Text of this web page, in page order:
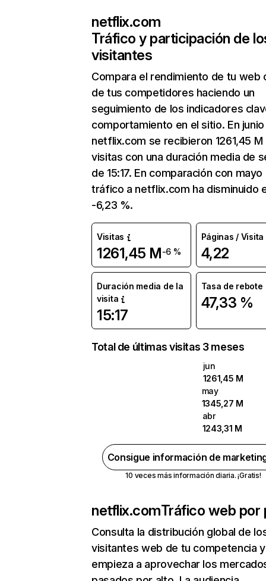
netflix.com
Tráfico y participación de
visitantes
Compara el rendimiento de tu web
de tus competidores haciendo un
seguimiento de los indicadores
comportamiento en el sitio. En junio
netflix.com se recibieron 1261,45 M
visitas con una duración media de
de 15:17. En comparación con mayo
tráfico a netflix.com ha disminuido
-6,23 %.
Visitas
1261,45 M-6 %
Páginas / Visita
4,22
Duración media de la
visita
15:17
Tasa de rebote
47,33 %
Total de últimas visitas 3 meses
jun
1261,45 M
may
1345,27 M
abr
1243,31 M
Consigue información de
10 veces más información diaria. ¡Gratis!
netflix.comTráfico web por
Consulta la distribución global de
visitantes web de tu competencia y
empieza a aprovechar los